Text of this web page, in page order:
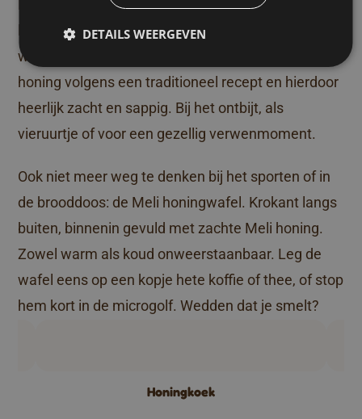
Meli honing is om duimen en vingers bij af te
likken. Maar ook van onze honingkoek loopt het
water je in de mond. Bereid met heerlijke Meli
honing volgens een traditioneel recept en hierdoor
heerlijk zacht en sappig. Bij het ontbijt, als
vieruurtje of voor een gezellig verwenmoment.
Ook niet meer weg te denken bij het sporten of in
de brooddoos: de Meli honingwafel. Krokant langs
buiten, binnenin gevuld met zachte Meli honing.
Zowel warm als koud onweerstaanbaar. Leg de
wafel eens op een kopje hete koffie of thee, of stop
hem kort in de microgolf. Wedden dat je smelt?
Honingkoek
DETAILS WEERGEVEN